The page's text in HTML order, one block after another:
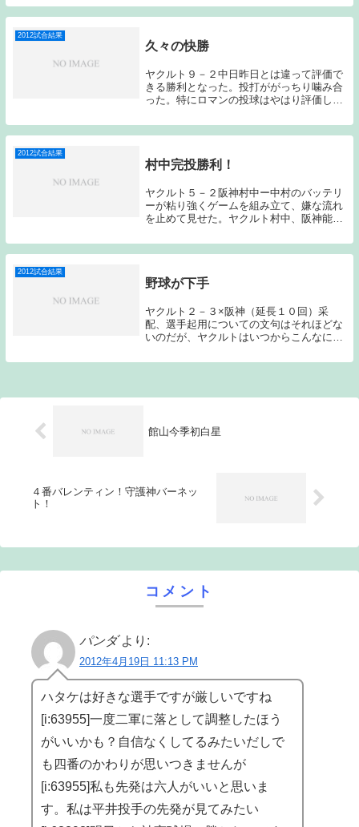
野の内野安打１本のみで危なげない立ち上
がりを見せる。すると今までロマンを全く
2012試合結果
久々の快勝
ヤクルト９－２中日昨日とは違って評価で
きる勝利となった。投打ががっちり噛み合
った。特にロマンの投球はやはり評価しな
た。先発はロマンと川上。ヤクルトのスタ
メンは、2番サード三輪、6番セカンド田中
2012試合結果
村中完投勝利！
ヤクルト５－２阪神村中ー中村のバッテリ
ーが粘り強くゲームを組み立て、嫌な流れ
を止めて見せた。ヤクルト村中、阪神能見
合。ヤクルトのスタメンは、５番ライト宮
出、７番レフトは昇格後即スタメンとなっ
2012試合結果
野球が下手
ヤクルト２－３×阪神（延長１０回）采
配、選手起用についての文句はそれほどな
いのだが、ヤクルトはいつからこんなに野
は、テレビ観戦できたのだが、正直ひどい
館山今季初白星
４番バレンティン！守護神バーネッ
ト！
コメント
パンダ より:
2012年4月19日 11:13 PM
ハタケは好きな選手ですが厳しいですね
[i:63955]一度二軍に落として調整したほう
がいいかも？自信なくしてるみたいだしで
も四番のかわりが思いつきませんが
[i:63955]私も先発は六人がいいと思いま
す。私は平井投手の先発が見てみたい